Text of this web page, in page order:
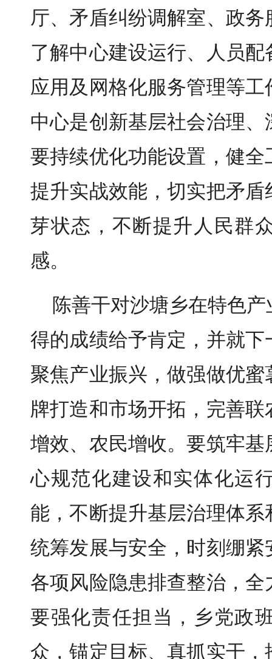
厅、矛盾纠纷调解室、政
了解中心建设运行、人员
应用及网格化服务管理等
中心是创新基层社会治理
要持续优化功能设置，健
提升实战效能，切实把矛
芽状态，不断提升人民群
感。
陈善干对沙塘乡在特色
得的成绩给予肯定，并就
聚焦产业振兴，做强做优
牌打造和市场开拓，完善
增效、农民增收。要筑牢
心规范化建设和实体化运
能，不断提升基层治理体
统筹发展与安全，时刻绷
各项风险隐患排查整治，
要强化责任担当，乡党政
众，锚定目标、真抓实干